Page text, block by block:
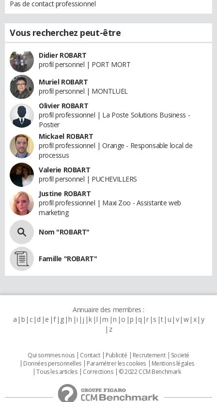
Pas de contact professionnel
Vous recherchez peut-être
Didier ROBART
profil personnel | PORT MORT
Muriel ROBART
profil personnel | MONTLUEL
Olivier ROBART
profil professionnel | La Poste Solutions Business -
Postier
Mickael ROBART
profil professionnel | Orange - Responsable local de
processus
Valerie ROBART
profil personnel | PUCHEVILLERS
Justine ROBART
profil professionnel | Maxi Zoo - Assistante web
marketing
Nom "ROBART"
Famille "ROBART"
Annuaire des membres :
a b c d e f g h i j k l m n o p q r s t u v w x y
z
Qui sommes nous Contact Publicité Recrutement
Societé
Données personnelles
Paramétrer les cookies
Mentions légales
Tous les articles
Corrections © 2022 CCM Benchmark